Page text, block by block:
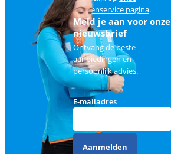
klantenservice pagina.
Meld je aan voor onze
nieuwsbrief
Ontvang de beste
aanbiedingen en
persoonlijk advies.
E-mailadres
Aanmelden